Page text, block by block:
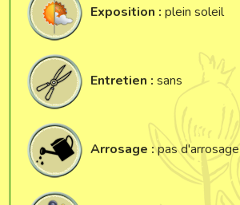
Exposition : plein soleil
Entretien : sans
Arrosage :pas d'arrosage